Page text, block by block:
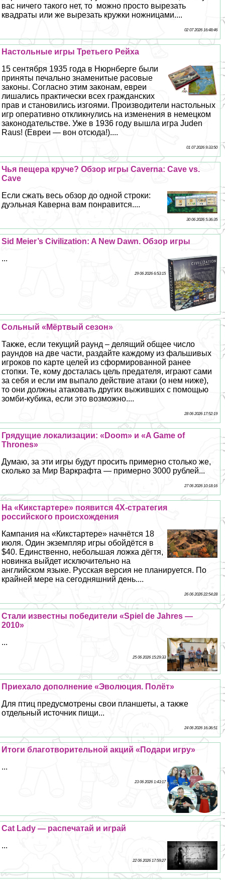
вас ничего такого нет, то можно просто вырезать
квадраты или же вырезать кружки ножницами....
02 07 2026 16:48:46
Настольные игры Третьего Рейха
15 сентября 1935 года в Нюрнберге были
приняты печально знаменитые расовые
законы. Согласно этим законам, евреи
лишались пpaктически всех гражданских
прав и становились изгоями. Производители настольных
игр оперативно откликнулись на изменения в немецком
законодательстве. Уже в 1936 году вышла игра Juden
Raus! (Евреи — вон отсюда!)....
01 07 2026 9:33:50
Чья пещера круче? Обзор игры Caverna: Cave vs.
Cave
Если сжать весь обзор до одной строки:
дуэльная Каверна вам понравится....
30 06 2026 5:36:35
Sid Meier’s Civilization: A New Dawn. Обзор игры
...
29 06 2026 6:53:15
Сольный «Мёртвый сезон»
Также, если текущий раунд – делящий общее число
раундов на две части, раздайте каждому из фальшивых
игроков по карте целей из сформированной ранее
стопки. Те, кому досталась цель предателя, играют сами
за себя и если им выпало действие атаки (о нем ниже),
то они должны атаковать других выживших с помощью
зомби-кубика, если это возможно....
28 06 2026 17:52:19
Грядущие локализации: «Doom» и «A Game of
Thrones»
Думаю, за эти игры будут просить примерно столько же,
сколько за Мир Варкрафта — примерно 3000 рублей...
27 06 2026 10:18:16
На «Кикстартере» появится 4Х-стратегия
российского происхождения
Кампания на «Кикстартере» начнётся 18
июля. Один экземпляр игры обойдётся в
$40. Единственно, небольшая ложка дёгтя,
новинка выйдет исключительно на
английском языке. Русская версия не планируется. По
крайней мере на сегодняшний день....
26 06 2026 22:54:28
Стали известны победители «Spiel de Jahres —
2010»
...
25 06 2026 15:29:33
Приехало дополнение «Эволюция. Полёт»
Для птиц предусмотрены свои планшеты, а также
отдельный источник пищи...
24 06 2026 16:36:51
Итоги благотворительной акций «Подари игру»
...
23 06 2026 1:43:17
Cat Lady — распечатай и играй
...
22 06 2026 17:59:27